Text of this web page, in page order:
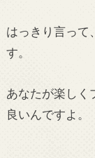
はっきり言って
す。
あなたが楽しく
良いんですよ。